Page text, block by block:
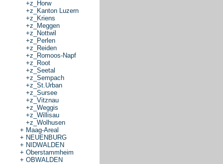
+z_Horw
+z_Kanton Luzern
+z_Kriens
+z_Meggen
+z_Nottwil
+z_Perlen
+z_Reiden
+z_Romoos-Napf
+z_Root
+z_Seetal
+z_Sempach
+z_St.Urban
+z_Sursee
+z_Vitznau
+z_Weggis
+z_Willisau
+z_Wolhusen
+ Maag-Areal
+ NEUENBURG
+ NIDWALDEN
+ Oberstammheim
+ OBWALDEN